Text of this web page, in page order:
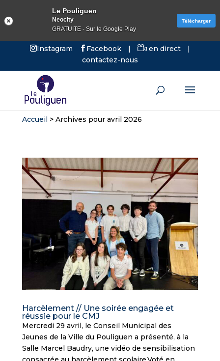
Instagram Facebook | en direct
|
contactez-nous
Accueil> Archives pour avril 2026
Harcèlement // Une soirée engagée et
réussie pour le CMJ
Mercredi 29 avril, le Conseil Municipal des
Jeunes de la Ville du Pouliguen a présenté, à la
Salle Marcel Baudry, une vidéo de sensibilisation
Le Pouliguen
Neocity
GRATUITE - Sur le Google Play
Télécharger